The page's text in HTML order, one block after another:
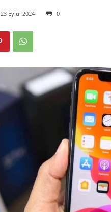
i
E
23 Eylül 2024 0